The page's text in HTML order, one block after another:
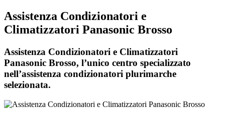
Assistenza Condizionatori e
Climatizzatori Panasonic Brosso
Assistenza Condizionatori e Climatizzatori
Panasonic Brosso, l’unico centro specializzato
nell’assistenza condizionatori plurimarche
selezionata.